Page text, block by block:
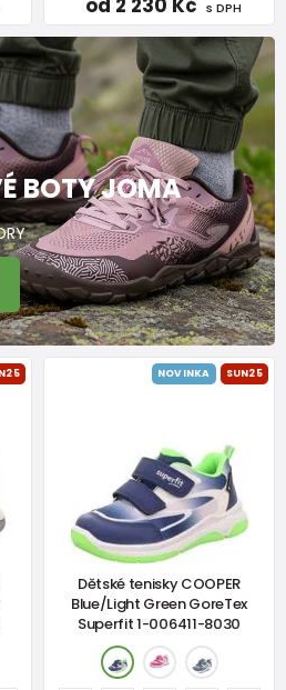
s DPH
BOTY JOMA
NOVINKA SUN25
Dětské tenisky COOPER
Blue/Light Green GoreTex
Superfit 1-006411-8030